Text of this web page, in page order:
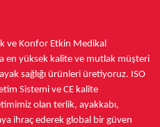
ve Konfor Etkin Medikal
en yüksek kalite ve mutlak müşteri
sağlığı ürünleri üretiyoruz. ISO
Sistemi ve CE kalite
olan terlik, ayakkabı,
ihraç ederek global bir güven